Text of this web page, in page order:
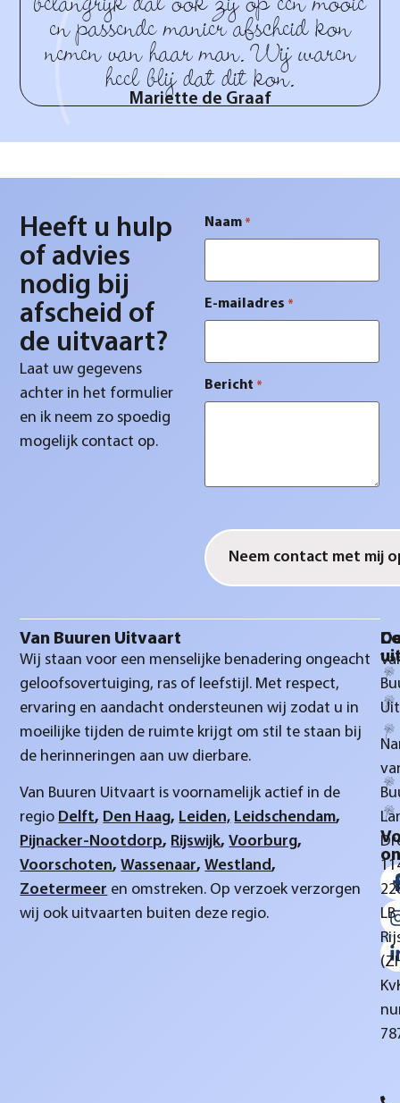
en passende manier afscheid kon
nemen van haar man. Wij waren
heel blij dat dit kon.
Mariette de Graaf
Heeft u hulp
of advies
nodig bij
afscheid of
de uitvaart?
Laat uw gegevens
achter in het formulier
en ik neem zo spoedig
mogelijk contact op.
Naam *
E-mailadres *
Bericht *
Van Buuren Uitvaart
Wij staan voor een menselijke benadering ongeacht
geloofsovertuiging, ras of leefstijl. Met respect,
ervaring en aandacht ondersteunen wij zodat u in
moeilijke tijden de ruimte krijgt om stil te staan bij
de herinneringen aan uw dierbare.
Van Buuren Uitvaart is voornamelijk actief in de
regio Delft, Den Haag, Leiden, Leidschendam,
Pijnacker-Nootdorp, Rijswijk,Voorburg,
Voorschoten,Wassenaar,Westland,
Zoetermeer en omstreken. Op verzoek verzorgen
wij ook uitvaarten buiten deze regio.
LB